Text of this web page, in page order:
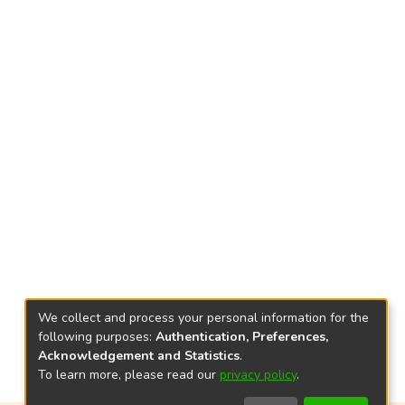
We collect and process your personal information for the
following purposes: Authentication, Preferences,
Acknowledgement and Statistics.
To learn more, please read our privacy policy.